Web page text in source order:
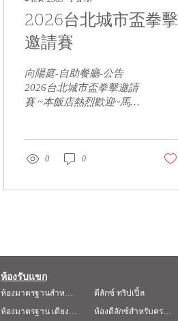
2026台北城市盃拳擊
邀請賽
向陽庭-自助餐廳-公告
2026台北城市盃拳擊邀請
賽 ~本飯店熱烈歡迎~馬來
台灣..等國家。 8/19-8/24~
向陽庭自助餐廳--包場用
間餐期-皆不對外開放營
業--敬請見諒--
0 0
ห้องรับแขก
ห้องมาตรฐานสำหรับสองคน
ห้องมาตรฐาน เตียงแฝด
ดีลักซ์ ทริปเปิ้ล
ห้องดีลักซ์สำหรับครอบครัว